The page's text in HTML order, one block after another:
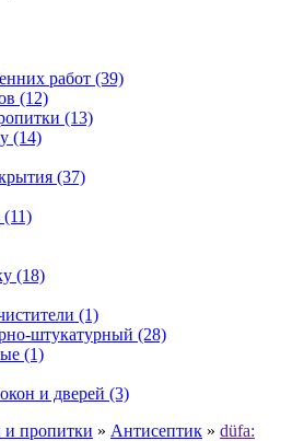
работ (39)
(12)
(13)
(14)
(37)
(18)
(1)
штукатурный (28)
(1)
и дверей (3)
и пропитки » Антисептик » düfa: